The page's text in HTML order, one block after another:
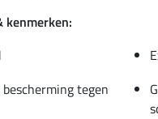
kenmerken:
bescherming tegen